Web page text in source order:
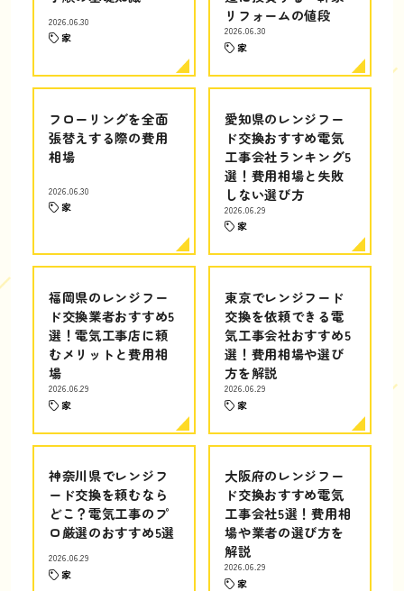
2026.06.30
家
リフォームの値段
2026.06.30
家
フローリングを全面
張替えする際の費用
相場
2026.06.30
家
愛知県のレンジフー
ド交換おすすめ電気
工事会社ランキング5
選！費用相場と失敗
しない選び方
2026.06.29
家
福岡県のレンジフー
ド交換業者おすすめ5
選！電気工事店に頼
むメリットと費用相
場
2026.06.29
家
東京でレンジフード
交換を依頼できる電
気工事会社おすすめ5
選！費用相場や選び
方を解説
2026.06.29
家
神奈川県でレンジフ
ード交換を頼むなら
どこ？電気工事のプ
ロ厳選のおすすめ5選
2026.06.29
家
大阪府のレンジフー
ド交換おすすめ電気
工事会社5選！費用相
場や業者の選び方を
解説
2026.06.29
家